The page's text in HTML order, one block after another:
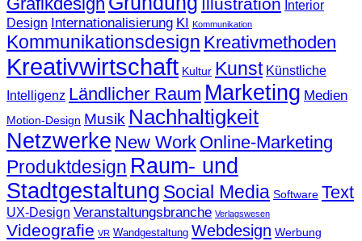
Illustration Interior
Design Internationalisierung KI Kommunikation
Kommunikationsdesign Kreativmethoden
Kreativwirtschaft Kultur Kunst Künstliche
Intelligenz Ländlicher Raum Marketing Medien
Motion-Design Musik Nachhaltigkeit
Netzwerke New Work Online-Marketing
Produktdesign Raum- und
Stadtgestaltung Social Media Software Text
UX-Design Veranstaltungsbranche Verlagswesen
Videografie VR Wandgestaltung Webdesign Werbung